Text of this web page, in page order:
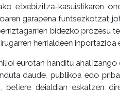
etxebizitza-kasuistikaren
garapena funtsezkotzat
bidezko prozesu
herrialdeen
eurotan handitu ahal izango
daude, publikoa edo
deialdian eskatzen